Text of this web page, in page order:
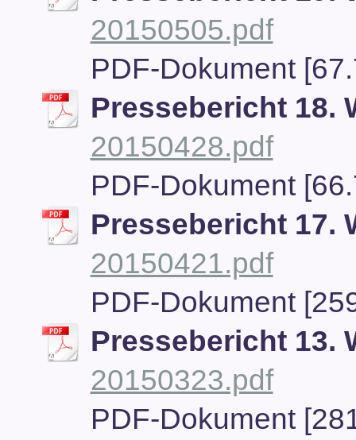
20150505.pdf
PDF-Dokument
Pressebericht 18.
20150428.pdf
PDF-Dokument
Pressebericht 17.
20150421.pdf
PDF-Dokument
Pressebericht 13.
20150323.pdf
PDF-Dokument